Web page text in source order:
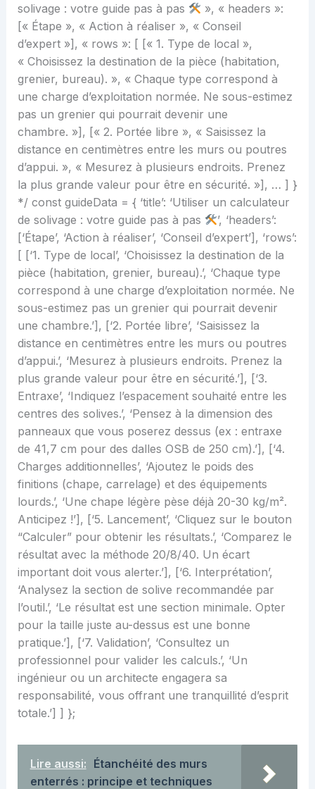
solivage : votre guide pas à pas
», « headers »:
[« Étape », « Action à réaliser », « Conseil
d’expert »], « rows »: [ [« 1. Type de local »,
« Choisissez la destination de la pièce (habitation,
grenier, bureau). », « Chaque type correspond à
une charge d’exploitation normée. Ne sous-estimez
pas un grenier qui pourrait devenir une
chambre. »], [« 2. Portée libre », « Saisissez la
distance en centimètres entre les murs ou poutres
d’appui. », « Mesurez à plusieurs endroits. Prenez
la plus grande valeur pour être en sécurité. »], … ] }
*/ const guideData = { ‘title’: ‘Utiliser un calculateur
de solivage : votre guide pas à pas
’, ‘headers’:
[‘Étape’, ‘Action à réaliser’, ‘Conseil d’expert’], ‘rows’:
[ [‘1. Type de local’, ‘Choisissez la destination de la
pièce (habitation, grenier, bureau).’, ‘Chaque type
correspond à une charge d’exploitation normée. Ne
sous-estimez pas un grenier qui pourrait devenir
une chambre.’], [‘2. Portée libre’, ‘Saisissez la
distance en centimètres entre les murs ou poutres
d’appui.’, ‘Mesurez à plusieurs endroits. Prenez la
plus grande valeur pour être en sécurité.’], [‘3.
Entraxe’, ‘Indiquez l’espacement souhaité entre les
centres des solives.’, ‘Pensez à la dimension des
panneaux que vous poserez dessus (ex : entraxe
de 41,7 cm pour des dalles OSB de 250 cm).’], [‘4.
Charges additionnelles’, ‘Ajoutez le poids des
finitions (chape, carrelage) et des équipements
lourds.’, ‘Une chape légère pèse déjà 20-30 kg/m².
Anticipez !’], [‘5. Lancement’, ‘Cliquez sur le bouton
“Calculer” pour obtenir les résultats.’, ‘Comparez le
résultat avec la méthode 20/8/40. Un écart
important doit vous alerter.’], [‘6. Interprétation’,
‘Analysez la section de solive recommandée par
l’outil.’, ‘Le résultat est une section minimale. Opter
pour la taille juste au-dessus est une bonne
pratique.’], [‘7. Validation’, ‘Consultez un
professionnel pour valider les calculs.’, ‘Un
ingénieur ou un architecte engagera sa
responsabilité, vous offrant une tranquillité d’esprit
totale.’] ] };
Lire aussi: Étanchéité des murs
enterrés : principe et techniques